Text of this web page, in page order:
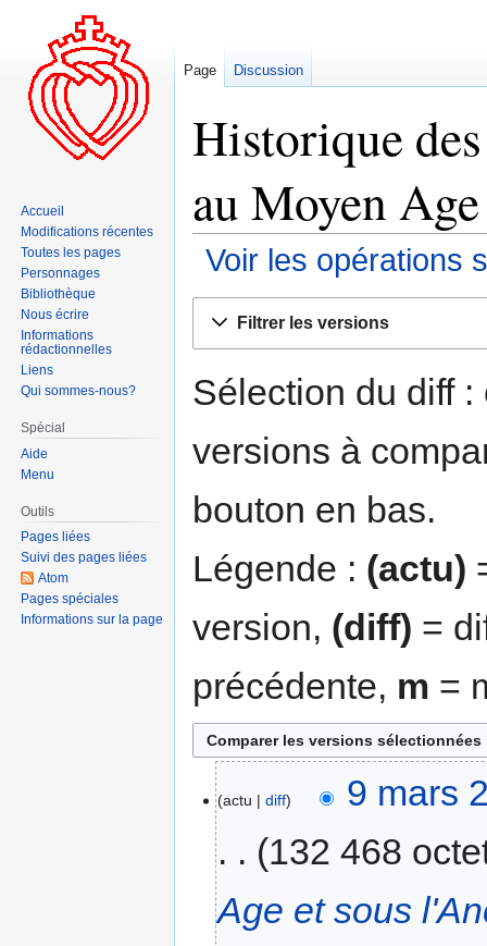
Historique
au Moyen
Voir les opérations
navigation
recherche
Filtrer les versions
Sélection du diff
versions à
bouton en bas.
Légende : (actu)
version, (diff) =
précédente, m =
actu diff
9 mars
132 468
Age et sous
Page Discussion
Accueil
Modifications récentes
Toutes les pages
Personnages
Bibliothèque
Nous écrire
Informations
rédactionnelles
Liens
Qui sommes-nous?
Spécial
Aide
Menu
Outils
Pages liées
Suivi des pages liées
Atom
Pages spéciales
Informations sur la page